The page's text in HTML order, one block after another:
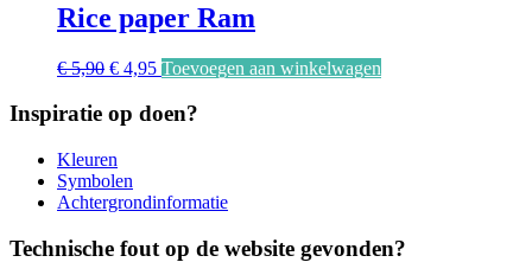
Rice paper Ram
€5,90 Oorspronkelijke
was:
€ 5,90.
€ 4,95Huidige
is:
Toevoegen aan winkelwagen
Inspiratie op doen?
Kleuren
Symbolen
Achtergrondinformatie
Technische fout op de website gevonden?